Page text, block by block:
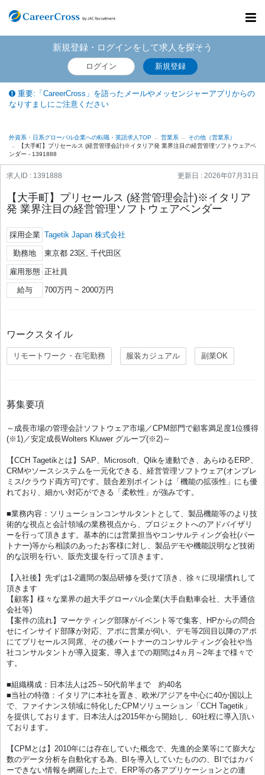
新規登録・ログインをして求人を探そう
ログイン 新規登録
重要:「CareerCross」を語ったメールやメッセンジャーアプリからの
なりすましにご注意ください
外資系・日系グローバル企業への転職・英語求人TOP 営業系
その他（営業系）
【大手町】プリセールス (経営管理会計)※イタリア発 業界注目の経営管理ソフトウェアベ
ンダー - 1391888
求人ID : 1391888 更新日 : 2026年07月31日
【大手町】プリセールス (経営管理会計)※イタリア
発 業界注目の経営管理ソフトウェアベンダー
採用企業 Tagetik Japan 株式会社
勤務地 東京都 23区, 千代田区
雇用形態 正社員
給与 700万円 ~ 2000万円
ワークスタイル
リモートワーク・在宅勤務 服装カジュアル 副業OK
募集要項
～成長市場の管理会計ソフトウェア市場／CPM部門で顧客満足度1位獲得
(※1)／安定成長Wolters Kluwer グループ(※2)～
【CCH Tagetikとは】SAP、Microsoft、Qlikを連動でき、あらゆるERP、
CRMやソースシステムを一元化できる、経営管理ソフトウェア(オンプレ
ミス/クラウド両方可)です。競合差別ポイントは「機能の拡張性」にも優
れており、細かい対応ができる「柔軟性」が強みです。
■業務内容：ソリューションコンサルタントとして、製品機能等のより技
術的な視点と会計領域の業務視点から、プロジェクトへのアドバイザリ
ーを行って頂きます。基本的には営業担当やコンサルティング会社(パー
トナー)等から相談のあったお客様に対し、製品デモや機能説明など技術
的な説明を行い、販売支援を行って頂きます。
【入社後】先ずは1-2週間の製品研修を受けて頂き、徐々に現場慣れして
頂きます
【顧客】様々な業界の超大手グローバル企業(大手自動車会社、大手通信
会社等)
【案件の流れ】マーケティング部隊がイベント等で集客、HPからの問合
せにインサイド部隊が対応、アポに営業が伺い、デモ等2回目以降のアポ
にてプリセールス同席、その後パートナーのコンサルティング会社や当
社コンサルタントが導入提案。導入までの期間は4ヵ月～2年まで様々で
す。
■組織構成：日本法人は25～50代前半まで 約40名
■当社の特徴：イタリアに本社を置き、欧米/アジアを中心に40か国以上
で、ファイナンス領域に特化したCPMソリューション「CCH Tagetik」
を提供しております。日本法人は2015年から開始し、60社程に導入頂い
ております。
【CPMとは】2010年には存在していた概念で、先進的企業等にて膨大な
数のデータ分析を自動化する為、BIを導入していたものの、BIではカバ
ーできない情報を網羅した上で、ERP等の各アプリケーションとの連